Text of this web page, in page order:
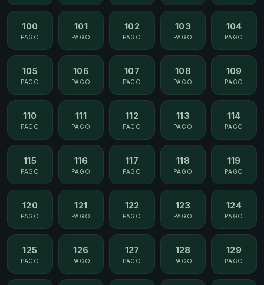
100
PAGO
101
PAGO
102
PAGO
103
PAGO
104
PAGO
105
PAGO
106
PAGO
107
PAGO
108
PAGO
109
PAGO
110
PAGO
111
PAGO
112
PAGO
113
PAGO
114
PAGO
115
PAGO
116
PAGO
117
PAGO
118
PAGO
119
PAGO
120
PAGO
121
PAGO
122
PAGO
123
PAGO
124
PAGO
125
PAGO
126
PAGO
127
PAGO
128
PAGO
129
PAGO